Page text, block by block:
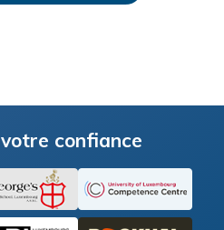
votre confiance